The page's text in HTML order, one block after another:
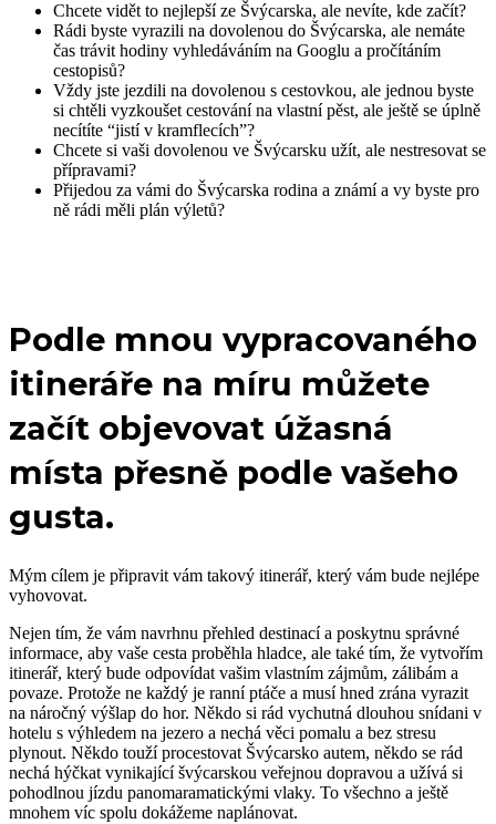
Chcete vidět to nejlepší ze Švýcarska, ale nevíte, kde začít?
Rádi byste vyrazili na dovolenou do Švýcarska, ale nemáte
čas trávit hodiny vyhledáváním na Googlu a pročítáním
cestopisů?
Vždy jste jezdili na dovolenou s cestovkou, ale jednou byste
si chtěli vyzkoušet cestování na vlastní pěst, ale ještě se úplně
necítíte “jistí v kramflecích”?
Chcete si vaši dovolenou ve Švýcarsku užít, ale nestresovat se
přípravami?
Přijedou za vámi do Švýcarska rodina a známí a vy byste pro
ně rádi měli plán výletů?
Podle mnou vypracovaného
itineráře na míru můžete
začít objevovat úžasná
místa přesně podle vašeho
gusta.
Mým cílem je připravit vám takový itinerář, který vám bude nejlépe
vyhovovat.
Nejen tím, že vám navrhnu přehled destinací a poskytnu správné
informace, aby vaše cesta proběhla hladce, ale také tím, že vytvořím
itinerář, který bude odpovídat vašim vlastním zájmům, zálibám a
povaze. Protože ne každý je ranní ptáče a musí hned zrána vyrazit
na náročný výšlap do hor. Někdo si rád vychutná dlouhou snídani v
hotelu s výhledem na jezero a nechá věci pomalu a bez stresu
plynout. Někdo touží procestovat Švýcarsko autem, někdo se rád
nechá hýčkat vynikající švýcarskou veřejnou dopravou a užívá si
pohodlnou jízdu panomaramatickými vlaky. To všechno a ještě
mnohem víc spolu dokážeme naplánovat.